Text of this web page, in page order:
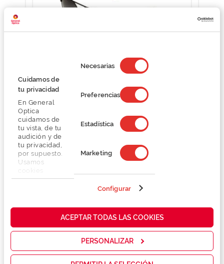
Cuidamos de
tu privacidad
En General
Optica
cuidamos de
tu vista, de tu
audición y de
tu privacidad,
por supuesto.
Usamos
propias y de
cómo mejorar
servicios y
las
de
consentimiento
Necesarias
Preferencias
Estadística
Marketing
Configurar
ACEPTAR TODAS LAS COOKIES
PERSONALIZAR
Police SPLB37
107,24 €